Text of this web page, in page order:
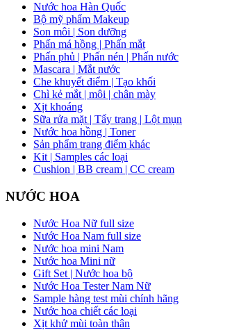
Nước hoa Hàn Quốc
Bộ mỹ phẩm Makeup
Son môi | Son dưỡng
Phấn má hồng | Phấn mắt
Phấn phủ | Phấn nén | Phấn nước
Mascara | Mắt nước
Che khuyết điểm | Tạo khối
Chì kẻ mắt | môi | chân mày
Xịt khoáng
Sữa rửa mặt | Tẩy trang | Lột mụn
Nước hoa hồng | Toner
Sản phẩm trang điểm khác
Kit | Samples các loại
Cushion | BB cream | CC cream
NƯỚC HOA
Nước Hoa Nữ full size
Nước Hoa Nam full size
Nước hoa mini Nam
Nước hoa Mini nữ
Gift Set | Nước hoa bộ
Nước Hoa Tester Nam Nữ
Sample hàng test mùi chính hãng
Nước hoa chiết các loại
Xịt khử mùi toàn thân